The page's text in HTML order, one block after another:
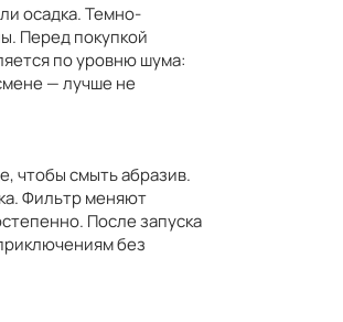
осадка. Темно-
Перед покупкой
по уровню шума:
— лучше не
чтобы смыть абразив.
Фильтр меняют
После запуска
без